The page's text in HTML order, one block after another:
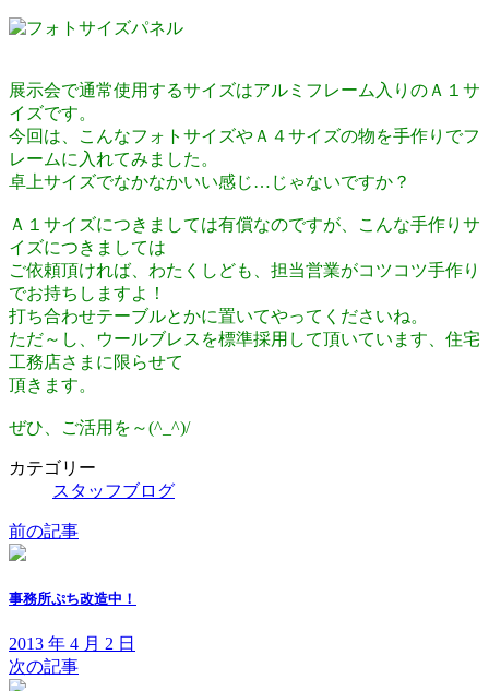
展示会で通常使用するサイズはアルミフレーム入りのＡ１サ
イズです。
今回は、こんなフォトサイズやＡ４サイズの物を手作りでフ
レームに入れてみました。
卓上サイズでなかなかいい感じ…じゃないですか？
Ａ１サイズにつきましては有償なのですが、こんな手作りサ
イズにつきましては
ご依頼頂ければ、わたくしども、担当営業がコツコツ手作り
でお持ちしますよ！
打ち合わせテーブルとかに置いてやってくださいね。
ただ～し、ウールブレスを標準採用して頂いています、住宅
工務店さまに限らせて
頂きます。
ぜひ、ご活用を～(^_^)/
カテゴリー
スタッフブログ
前の記事
事務所ぷち改造中！
2013 年 4 月 2 日
次の記事